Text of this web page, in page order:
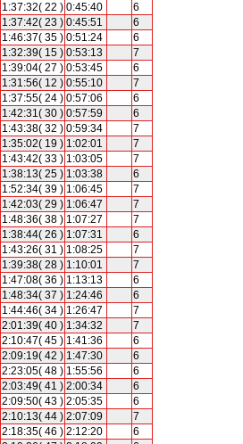
1:37:32( 22 ) 0:45:40
6
1:37:42( 23 ) 0:45:51
6
1:46:37( 35 ) 0:51:24
6
1:32:39( 15 ) 0:53:13
7
1:39:04( 27 ) 0:53:45
6
1:31:56( 12 ) 0:55:10
7
1:37:55( 24 ) 0:57:06
6
1:42:31( 30 ) 0:57:59
6
1:43:38( 32 ) 0:59:34
7
1:35:02( 19 ) 1:02:01
7
1:43:42( 33 ) 1:03:05
7
1:38:13( 25 ) 1:03:38
6
1:52:34( 39 ) 1:06:45
7
1:42:03( 29 ) 1:06:47
7
1:48:36( 38 ) 1:07:27
7
1:38:44( 26 ) 1:07:31
6
1:43:26( 31 ) 1:08:25
7
1:39:38( 28 ) 1:10:01
7
1:47:08( 36 ) 1:13:13
6
1:48:34( 37 ) 1:24:46
6
1:44:46( 34 ) 1:26:47
7
2:01:39( 40 ) 1:34:32
7
2:10:47( 45 ) 1:41:36
6
2:09:19( 42 ) 1:47:30
6
2:23:05( 48 ) 1:55:56
6
2:03:49( 41 ) 2:00:34
6
2:09:50( 43 ) 2:05:35
6
2:10:13( 44 ) 2:07:09
7
2:18:35( 46 ) 2:12:20
6